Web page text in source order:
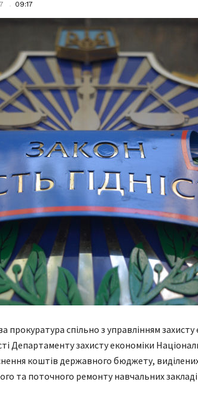
09:17
прокуратура спільно з управлінням захисту
Департаменту захисту економіки
коштів державного бюджету, виділених
та поточного ремонту навчальних